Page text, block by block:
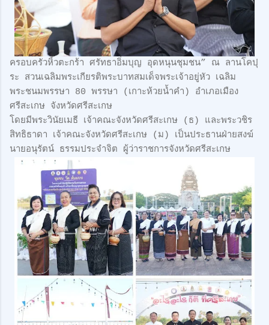
ครอบครัวหิ้วตะกร้า ศรัทธาอิ่มบุญ อุดหนุนชุมชน” ณ ลานโคปุ
ระ สวนเฉลิมพระเกียรติพระบาทสมเด็จพระเจ้าอยู่หัว เฉลิม
พระชนมพรรษา 80 พรรษา (เกาะห้วยน้ำคำ) อำเภอเมือง
ศรีสะเกษ จังหวัดศรีสะเกษ
โดยมีพระวินัยเมธี เจ้าคณะจังหวัดศรีสะเกษ (ธ) และพระวชิร
สิทธิธาดา เจ้าคณะจังหวัดศรีสะเกษ (ม) เป็นประธานฝ่ายสงฆ์
นายอนุรัตน์ ธรรมประจำจิต ผู้ว่าราชการจังหวัดศรีสะเกษ